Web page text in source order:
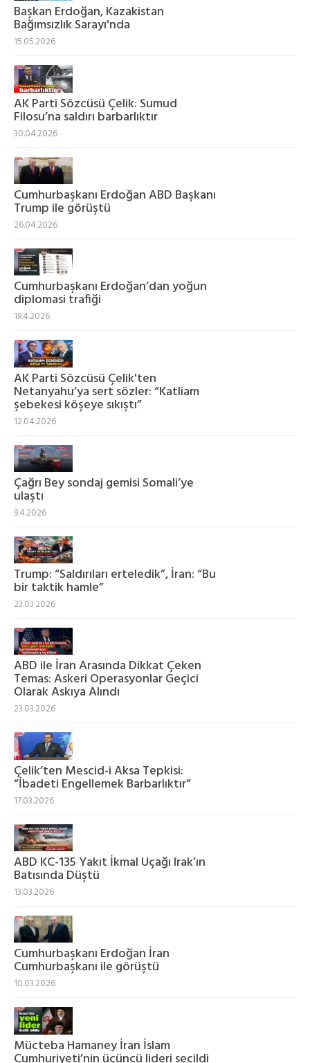
Başkan Erdoğan, Kazakistan
Bağımsızlık Sarayı'nda
15.05.2026
AK Parti Sözcüsü Çelik: Sumud
Filosu’na saldırı barbarlıktır
30.04.2026
Cumhurbaşkanı Erdoğan ABD Başkanı
Trump ile görüştü
26.04.2026
Cumhurbaşkanı Erdoğan’dan yoğun
diplomasi trafiği
19.4.2026
AK Parti Sözcüsü Çelik'ten
Netanyahu’ya sert sözler: “Katliam
şebekesi köşeye sıkıştı”
12.04.2026
Çağrı Bey sondaj gemisi Somali’ye
ulaştı
9.4.2026
Trump: “Saldırıları erteledik”, İran: “Bu
bir taktik hamle”
23.03.2026
ABD ile İran Arasında Dikkat Çeken
Temas: Askeri Operasyonlar Geçici
Olarak Askıya Alındı
23.03.2026
Çelik’ten Mescid-i Aksa Tepkisi:
“İbadeti Engellemek Barbarlıktır”
17.03.2026
ABD KC-135 Yakıt İkmal Uçağı Irak’ın
Batısında Düştü
13.03.2026
Cumhurbaşkanı Erdoğan İran
Cumhurbaşkanı ile görüştü
10.03.2026
Mücteba Hamaney İran İslam
Cumhuriyeti’nin üçüncü lideri seçildi